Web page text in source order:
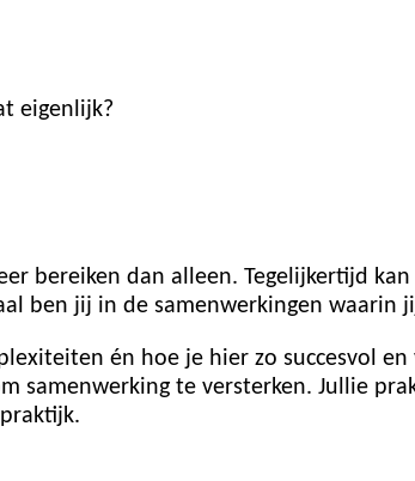
eigenlijk?
bereiken dan alleen. Tegelijkertijd
ben jij in de samenwerkingen waarin
én hoe je hier zo succesvol
samenwerking te versterken. Jullie